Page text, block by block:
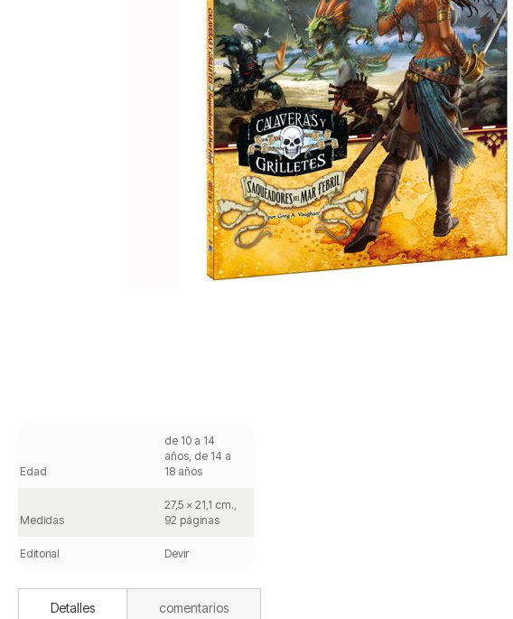
de
Edad
de 10 a 14
años, de 14 a
18 años
Medidas
27,5 x 21,1 cm.,
92 páginas
Editorial Devir
Detalles comentarios